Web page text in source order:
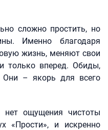
сложно простить, но
Именно благодаря
жизнь, меняют свои
только вперед. Обиды,
Они – якорь для всего
нет ощущения чистоты
«Прости», и искренно